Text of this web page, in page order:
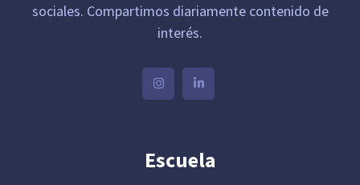
sociales. Compartimos diariamente contenido de
interés.
Escuela